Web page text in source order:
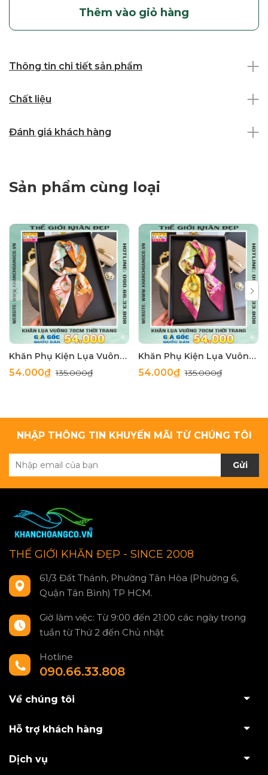
Thêm vào giỏ hàng
Thông tin chi tiết sản phẩm
Chất liệu
Đánh giá khách hàng
Sản phẩm cùng loại
Khăn Phụ Kiện Lụa Vuông 70cm - Thế Giới Khăn Đẹp C1062_4
54.000₫135.000₫
Khăn Phụ Kiện Lụa Vuông 70cm - Thế Giới Khăn Đẹp C1062_3
54.000₫135.000₫
NHẬP THÔNG TIN KHUYẾN MÃI TỪ CHÚNG TÔI
Gửi
THẾ GIỚI KHĂN ĐẸP - SINCE 2008
61/3 Đất Thánh, Phường Tân Hòa (Phường 6,
Quận Tân Bình) TP HCM.
Giờ làm việc: Từ 9:00 đến 21:00 các ngày trong
tuần từ Thứ 2 đến Chủ nhật
Hotline
090.66.33.808
Về chúng tôi
Hỗ trợ khách hàng
Dịch vụ